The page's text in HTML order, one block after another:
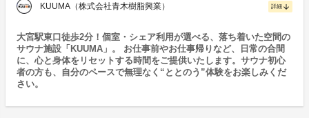
KUUMA（株式会社青木樹脂興業） 詳細 arrow_downward
大宮駅東口徒歩2分！個室・シェア利用が選べる、落ち着いた空間の
サウナ施設「KUUMA」。 お仕事前やお仕事帰りなど、日常の合間
に、心と身体をリセットする時間をご提供いたします。サウナ初心
者の方も、自分のペースで無理なく“ととのう”体験をお楽しみくだ
さい。